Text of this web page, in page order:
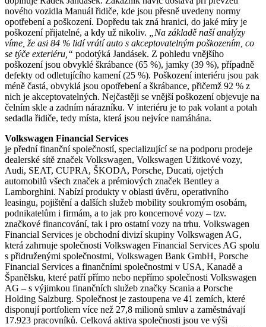
nového vozidla Manuál řidiče, kde jsou přesně uvedeny normy
opotřebení a poškození. Dopředu tak zná hranici, do jaké míry je
poškození přijatelné, a kdy už nikoliv.
„Na základě naší analýzy
víme, že asi 84 % lidí vrátí auto s akceptovatelným poškozením, co
se týče exteriéru,“ podotýká Jandásek. Z pohledu vnějšího
poškození jsou obvyklé škrábance (65 %), jamky (39 %), případně
defekty od odletujícího kamení (25 %). Poškození interiéru jsou pak
méně častá, obvyklá jsou opotřebení a škrábance, přičemž 92 % z
nich je akceptovatelných. Nejčastěji se vnější poškození objevuje na
čelním skle a zadním nárazníku. V interiéru je to pak volant a potah
sedadla řidiče, tedy místa, která jsou nejvíce namáhána.
Volkswagen Financial Services
je přední finanční společností, specializující se na podporu prodeje
dealerské sítě značek Volkswagen, Volkswagen Užitkové vozy,
Audi, SEAT, CUPRA, ŠKODA, Porsche, Ducati, ojetých
automobilů všech značek a prémiových značek Bentley a
Lamborghini. Nabízí produkty v oblasti úvěru, operativního
leasingu, pojištění a dalších služeb mobility soukromým osobám,
podnikatelům i firmám, a to jak pro koncernové vozy – tzv.
značkové financování, tak i pro ostatní vozy na trhu. Volkswagen
Financial Services je obchodní divizí skupiny Volkswagen AG,
která zahrnuje společnosti Volkswagen Financial Services AG spolu
s přidruženými společnostmi, Volkswagen Bank GmbH, Porsche
Financial Services a finančními společnostmi v USA, Kanadě a
Španělsku, které patří přímo nebo nepřímo společnosti Volkswagen
AG – s výjimkou finančních služeb značky Scania a Porsche
Holding Salzburg. Společnost je zastoupena ve 41 zemích, které
disponují portfoliem více než 27,8 milionů smluv a zaměstnávají
17.923 pracovníků. Celková aktiva společnosti jsou ve výši